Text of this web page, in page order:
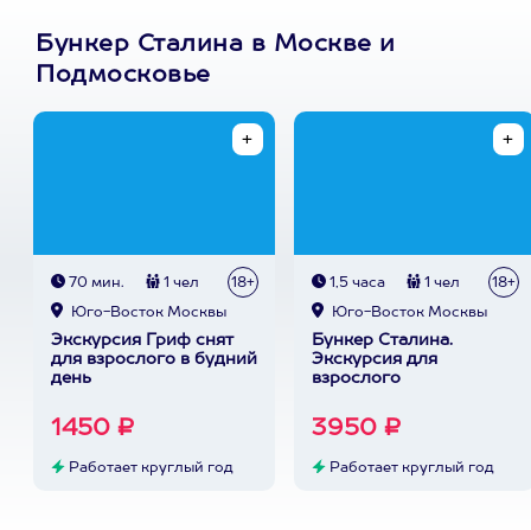
Бункер Сталина в Москве и
Подмосковье
70 мин. 1 чел 18+
Юго-Восток Москвы
Экскурсия Гриф снят
для взрослого в будний
день
1450 ₽
Работает круглый год
1,5 часа 1 чел 18+
Юго-Восток Москвы
Бункер Сталина.
Экскурсия для
взрослого
3950 ₽
Работает круглый год